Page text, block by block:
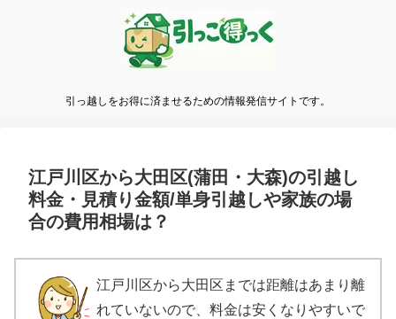
引っ越しをお得に済ませるための情報発信サイトです。
江戸川区から大田区(蒲田・大森)の引越し
料金・見積り金額/単身引越しや家族の場
合の費用相場は？
江戸川区から大田区までは距離はあまり離
れていないので、料金は安くなりやすいで